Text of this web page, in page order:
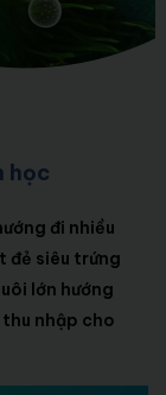
học
đi nhiều
đẻ siêu trứng
lớn hướng
nhập cho